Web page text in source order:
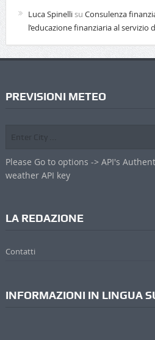
Luca Spinellisu Consulenza
l’educazione finanziaria al servizio
PREVISIONI METEO
Please Go to options -> API's
weather API key
LA REDAZIONE
Contatti
INFORMAZIONI IN LINGUA